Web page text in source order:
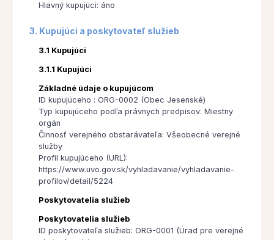
Hlavný kupujúci: áno
3. Kupujúci a poskytovateľ služieb
3.1 Kupujúci
3.1.1 Kupujúci
Základné údaje o kupujúcom
ID kupujúceho : ORG-0002 (Obec Jesenské)
Typ kupujúceho podľa právnych predpisov: Miestny
orgán
Činnosť verejného obstarávateľa: Všeobecné verejné
služby
Profil kupujúceho (URL):
https://www.uvo.gov.sk/vyhladavanie/vyhladavanie-
profilov/detail/5224
Poskytovatelia služieb
Poskytovatelia služieb
ID poskytovateľa služieb: ORG-0001 (Úrad pre verejné